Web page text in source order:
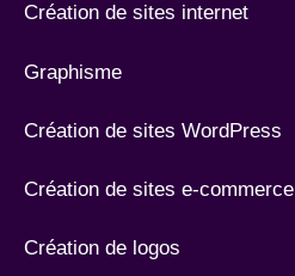
Création de sites internet
Graphisme
Création de sites WordPress
Création de sites e-commerce
Création de logos